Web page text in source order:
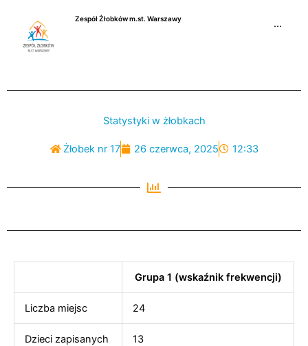
Zespół Żłobków m.st. Warszawy
···
Statystyki w żłobkach
Żłobek nr 17 26 czerwca, 2025 12:33
Grupa 1 (wskaźnik frekwencji)
Liczba miejsc 24
Dzieci zapisanych 13